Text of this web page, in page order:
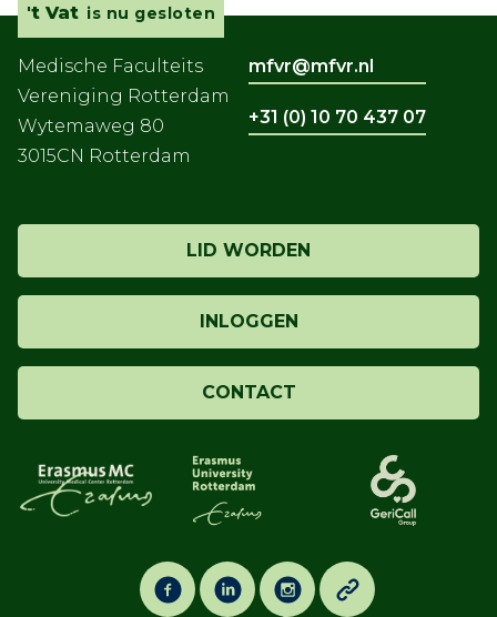
't Vat is nu gesloten
Medische Faculteits
Vereniging Rotterdam
Wytemaweg 80
3015CN Rotterdam
LID WORDEN
INLOGGEN
CONTACT
mfvr@mfvr.nl
+31 (0) 10 70 437 07